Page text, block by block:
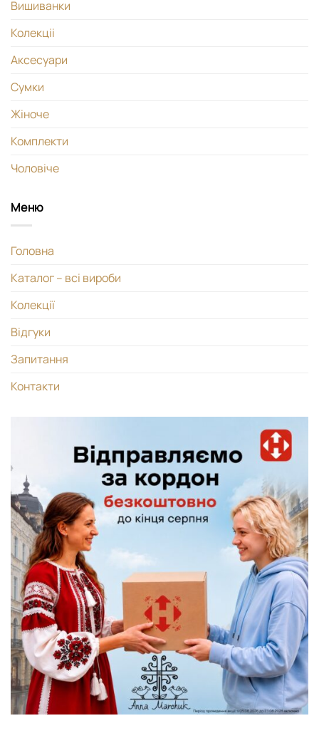
Вишиванки
Колекціі
Аксесуари
Сумки
Жіноче
Комплекти
Чоловіче
Меню
Головна
Каталог – всі вироби
Колекції
Відгуки
Запитання
Контакти